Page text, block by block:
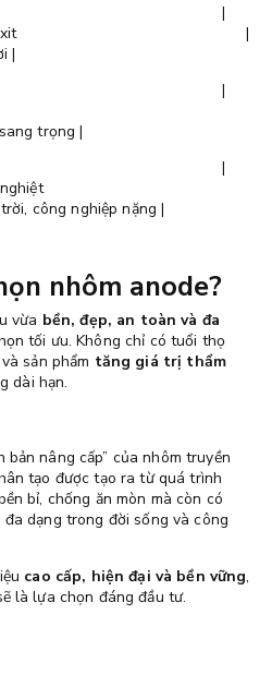
mòn
|
trường ẩm, axit |
|
mỹ
|
đơn điệu
trọng |
|
ít khắc nghiệt
công nghiệp nặng |
nhôm anode?
vừa bền, đẹp, an toàn và đa
tối ưu. Không chỉ có tuổi thọ
sản phẩm tăng giá trị thẩm
dài hạn.
bản nâng cấp” của nhôm truyền
tạo được tạo ra từ quá trình
bỉ, chống ăn mòn mà còn có
dạng trong đời sống và công
cao cấp, hiện đại và bền vững,
là lựa chọn đáng đầu tư.